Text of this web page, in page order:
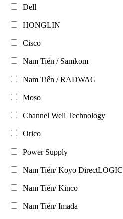
Dell
HONGLIN
Cisco
Nam Tiến / Samkom
Nam Tiến / RADWAG
Moso
Channel Well Technology
Orico
Power Supply
Nam Tiến/ Koyo DirectLOGIC
Nam Tiến/ Kinco
Nam Tiến/ Imada